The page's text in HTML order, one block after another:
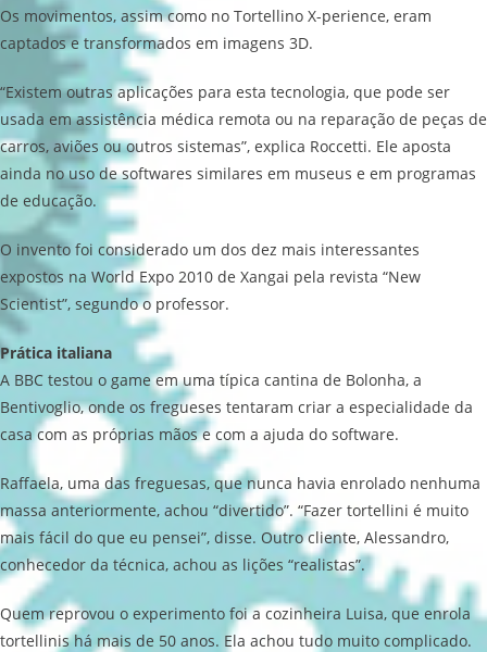
Os movimentos, assim como no Tortellino X-perience, eram
captados e transformados em imagens 3D.
“Existem outras aplicações para esta tecnologia, que pode ser
usada em assistência médica remota ou na reparação de peças de
carros, aviões ou outros sistemas”, explica Roccetti. Ele aposta
ainda no uso de softwares similares em museus e em programas
de educação.
O invento foi considerado um dos dez mais interessantes
expostos na World Expo 2010 de Xangai pela revista “New
Scientist”, segundo o professor.
Prática italiana
A BBC testou o game em uma típica cantina de Bolonha, a
Bentivoglio, onde os fregueses tentaram criar a especialidade da
casa com as próprias mãos e com a ajuda do software.
Raffaela, uma das freguesas, que nunca havia enrolado nenhuma
massa anteriormente, achou “divertido”. “Fazer tortellini é muito
mais fácil do que eu pensei”, disse. Outro cliente, Alessandro,
conhecedor da técnica, achou as lições “realistas”.
Quem reprovou o experimento foi a cozinheira Luisa, que enrola
tortellinis há mais de 50 anos. Ela achou tudo muito complicado.